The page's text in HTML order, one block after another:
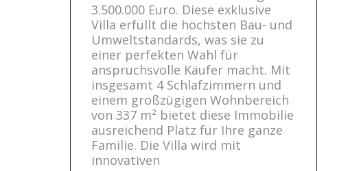
3.500.000 Euro. Diese exklusive
Villa erfüllt die höchsten Bau- und
Umweltstandards, was sie zu
einer perfekten Wahl für
anspruchsvolle Käufer macht. Mit
insgesamt 4 Schlafzimmern und
einem großzügigen Wohnbereich
von 337 m² bietet diese Immobilie
ausreichend Platz für Ihre ganze
Familie. Die Villa wird mit
innovativen